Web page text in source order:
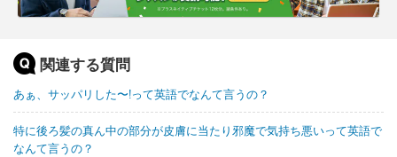
関連する質問
あぁ、サッパリした〜!って英語でなんて言うの？
特に後ろ髪の真ん中の部分が皮膚に当たり邪魔で気持ち悪いって英語で
なんて言うの？